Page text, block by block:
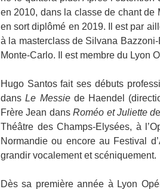
en 2010, dans la classe de chant de
en sort diplômé en 2019. Il est par
à la masterclass de Silvana
Monte-Carlo. Il est membre du Lyon
Hugo Santos fait ses débuts
dansLe Messiede Haendel
Frère Jean dansRoméo et Juliette d
Théâtre des Champs-Elysées, à
Normandie ou encore au Festival
grandir vocalement et scéniquement.
Dès sa première année à Lyon